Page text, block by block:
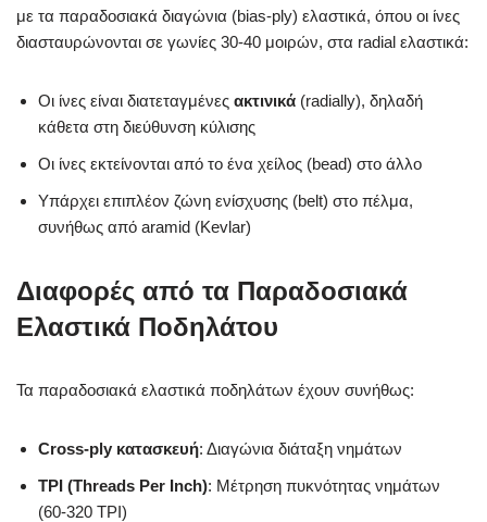
με τα παραδοσιακά διαγώνια (bias-ply) ελαστικά, όπου οι ίνες
διασταυρώνονται σε γωνίες 30-40 μοιρών, στα radial ελαστικά:
Οι ίνες είναι διατεταγμένες ακτινικά (radially), δηλαδή
κάθετα στη διεύθυνση κύλισης
Οι ίνες εκτείνονται από το ένα χείλος (bead) στο άλλο
Υπάρχει επιπλέον ζώνη ενίσχυσης (belt) στο πέλμα,
συνήθως από aramid (Kevlar)
Διαφορές από τα Παραδοσιακά
Ελαστικά Ποδηλάτου
Τα παραδοσιακά ελαστικά ποδηλάτων έχουν συνήθως:
Cross-ply κατασκευή: Διαγώνια διάταξη νημάτων
TPI (Threads Per Inch): Μέτρηση πυκνότητας νημάτων
(60-320 TPI)